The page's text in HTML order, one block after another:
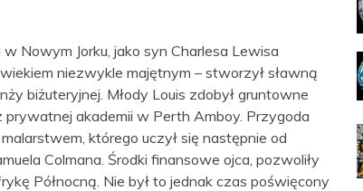
Jorku, jako syn Charlesa Lewisa
niezwykle majętnym – stworzył sławną
biżuteryjnej. Młody Louis zdobył gruntowne
akademii w Perth Amboy. Przygoda
którego uczył się następnie od
Colmana. Środki finansowe ojca, pozwoliły
Północną. Nie był to jednak czas poświęcony